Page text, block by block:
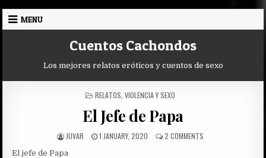
Skip
MENU
Cuentos Cachondos
Los mejores relatos eróticos y cuentos de sexo
POSTED
RELATOS VIOLENCIA Y SEXO
El Jefe de Papa
AUTHOR:
JUVAR
PUBLISHED
1 JANUARY, 2020 2 COMMENTSON
El jefe de Papa